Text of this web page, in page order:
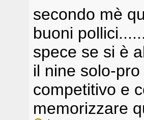
secondo mè
buoni
spece se si è
il nine solo-
competitivo e
memorizzare